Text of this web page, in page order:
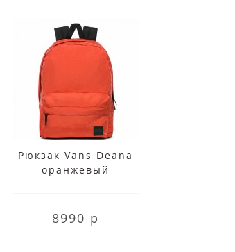
Рюкзак Vans Deana
оранжевый
8990 р